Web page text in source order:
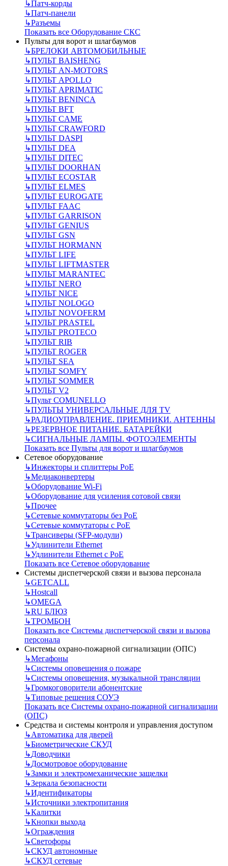
↳Патч-корды
↳Патч-панели
↳Разъемы
Показать все Оборудование СКС
Пульты для ворот и шлагбаумов
↳БРЕЛОКИ АВТОМОБИЛЬНЫЕ
↳ПУЛЬТ BAISHENG
↳ПУЛЬТ AN-MOTORS
↳ПУЛЬТ APOLLO
↳ПУЛЬТ APRIMATIC
↳ПУЛЬТ BENINCA
↳ПУЛЬТ BFT
↳ПУЛЬТ CAME
↳ПУЛЬТ CRAWFORD
↳ПУЛЬТ DASPI
↳ПУЛЬТ DEA
↳ПУЛЬТ DITEC
↳ПУЛЬТ DOORHAN
↳ПУЛЬТ ECOSTAR
↳ПУЛЬТ ELMES
↳ПУЛЬТ EUROGATE
↳ПУЛЬТ FAAC
↳ПУЛЬТ GARRISON
↳ПУЛЬТ GENIUS
↳ПУЛЬТ GSN
↳ПУЛЬТ HORMANN
↳ПУЛЬТ LIFE
↳ПУЛЬТ LIFTMASTER
↳ПУЛЬТ MARANTEC
↳ПУЛЬТ NERO
↳ПУЛЬТ NICE
↳ПУЛЬТ NOLOGO
↳ПУЛЬТ NOVOFERM
↳ПУЛЬТ PRASTEL
↳ПУЛЬТ PROTECO
↳ПУЛЬТ RIB
↳ПУЛЬТ ROGER
↳ПУЛЬТ SEA
↳ПУЛЬТ SOMFY
↳ПУЛЬТ SOMMER
↳ПУЛЬТ V2
↳Пульт СOMUNELLO
↳ПУЛЬТЫ УНИВЕРСАЛЬНЫЕ ДЛЯ TV
↳РАДИОУПРАВЛЕНИЕ. ПРИЕМНИКИ. АНТЕННЫ
↳РЕЗЕРВНОЕ ПИТАНИЕ. БАТАРЕЙКИ
↳СИГНАЛЬНЫЕ ЛАМПЫ. ФОТОЭЛЕМЕНТЫ
Показать все Пульты для ворот и шлагбаумов
Сетевое оборудование
↳Инжекторы и сплиттеры РоЕ
↳Медиаконвертеры
↳Оборудование Wi-Fi
↳Оборудование для усиления сотовой связи
↳Прочее
↳Сетевые коммутаторы без РоЕ
↳Сетевые коммутаторы с РоЕ
↳Трансиверы (SFP-модули)
↳Удлинители Ethernet
↳Удлинители Ethernet с PoE
Показать все Сетевое оборудование
Системы диспетчерской связи и вызова персонала
↳GETCALL
↳Hostcall
↳OMEGA
↳RU БЛЮЗ
↳ТРОМБОН
Показать все Системы диспетчерской связи и вызова
персонала
Системы охрано-пожарной сигнализации (ОПС)
↳Мегафоны
↳Системы оповещения о пожаре
↳Системы оповещения, музыкальной трансляции
↳Громкоговорители абонентские
↳Типовые решения СОУЭ
Показать все Системы охрано-пожарной сигнализации
(ОПС)
Средства и системы контроля и управления доступом
↳Автоматика для дверей
↳Биометрические СКУД
↳Доводчики
↳Досмотровое оборудование
↳Замки и электромеханические защелки
↳Зеркала безопасности
↳Идентификаторы
↳Источники электропитания
↳Калитки
↳Кнопки выхода
↳Ограждения
↳Светофоры
↳СКУД автономные
↳СКУД сетевые